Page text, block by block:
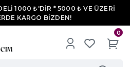
1000 ₺'DİR * 5000 ₺ VE ÜZERİ
KARGO BİZDEN!
0